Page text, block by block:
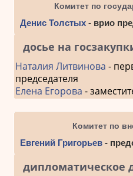
Комитет по
Денис Толстых- врио
досье на
Наталия Литвинова -
председателя
Елена Егорова -
Комитет по
Евгений Григорьев-
дипломатическое